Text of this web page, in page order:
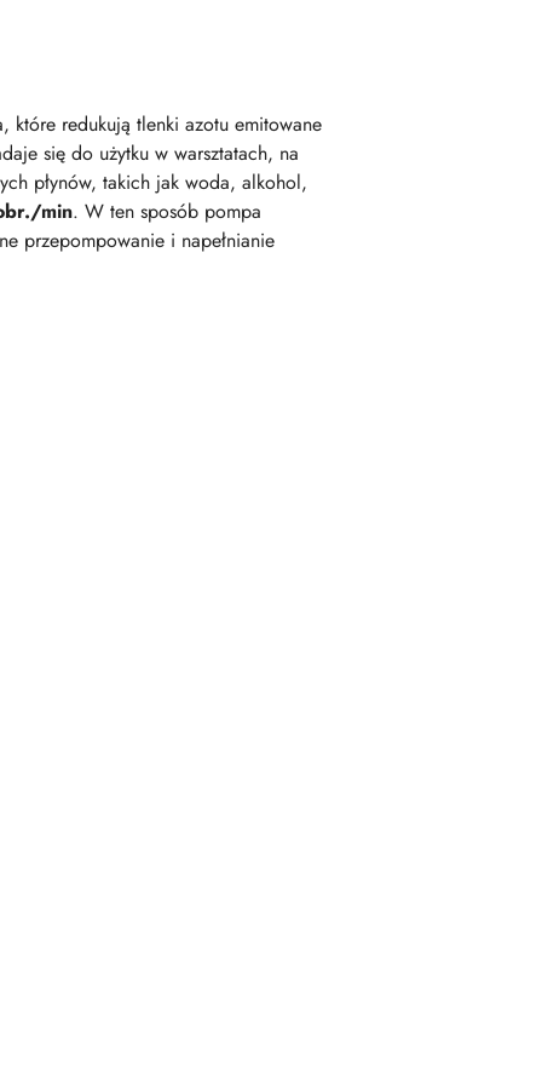
które redukują tlenki azotu emitowane
się do użytku w warsztatach, na
płynów, takich jak woda, alkohol,
min. W ten sposób pompa
przepompowanie i napełnianie